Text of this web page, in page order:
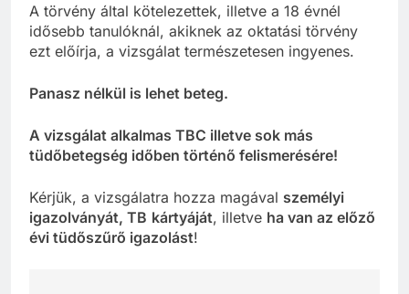
A törvény által kötelezettek, illetve a 18 évnél
idősebb tanulóknál, akiknek az oktatási törvény
ezt előírja, a vizsgálat természetesen ingyenes.
Panasz nélkül is lehet beteg.
A vizsgálat alkalmas TBC illetve sok más
tüdőbetegség időben történő felismerésére!
Kérjük, a vizsgálatra hozza magával személyi
igazolványát, TB kártyáját, illetve ha van az előző
évi tüdőszűrő igazolást!